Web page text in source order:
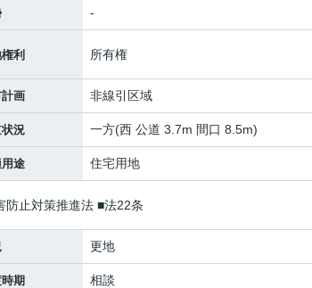
-
利 所有権
画 非線引区域
況 一方(西 公道 3.7m 間口 8.5m)
途 住宅用地
防止対策推進法 ■法22条
更地
期 相談